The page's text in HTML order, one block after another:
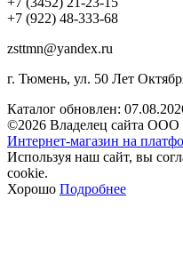
+7 (922) 48-333-68
zsttmn@yandex.ru
г. Тюмень, ул. 50 Лет
Каталог обновлен:
©2026 Владелец сайта
Интернет-магазин на
Используя наш сайт, вы
cookie.
Хорошо Подробнее